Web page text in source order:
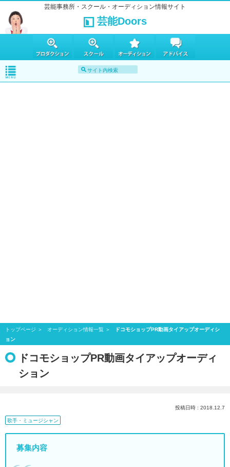
芸能事務所・スクール・オーディション情報サイト
芸能Doors
トップページ オーディション情報一覧
ドコモショップPR動画タイアップオーディシ
ョン
ドコモショップPR動画タイアップオーディ
ション
投稿日時 : 2018.12.7
歌手・ミュージシャン
募集内容